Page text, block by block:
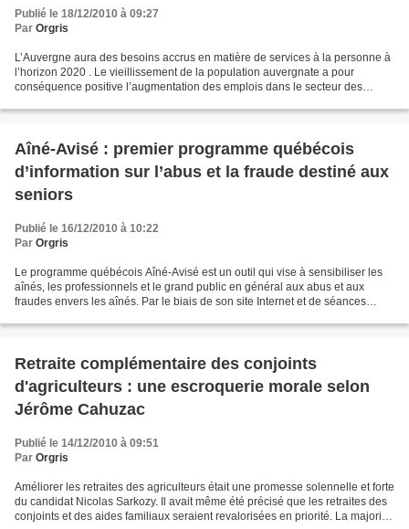
Publié le 18/12/2010 à 09:27
Par Orgris
L’Auvergne aura des besoins accrus en matière de services à la personne à
l’horizon 2020 . Le vieillissement de la population auvergnate a pour
conséquence positive l’augmentation des emplois dans le secteur des
Aîné-Avisé : premier programme québécois
d’information sur l’abus et la fraude destiné aux
seniors
Publié le 16/12/2010 à 10:22
Par Orgris
Le programme québécois Aîné-Avisé est un outil qui vise à sensibiliser les
aînés, les professionnels et le grand public en général aux abus et aux
fraudes envers les aînés. Par le biais de son site Internet et de séances
Retraite complémentaire des conjoints
d'agriculteurs : une escroquerie morale selon
Jérôme Cahuzac
Publié le 14/12/2010 à 09:51
Par Orgris
Améliorer les retraites des agriculteurs était une promesse solennelle et forte
du candidat Nicolas Sarkozy. Il avait même été précisé que les retraites des
conjoints et des aides familiaux seraient revalorisées en priorité. La majorité